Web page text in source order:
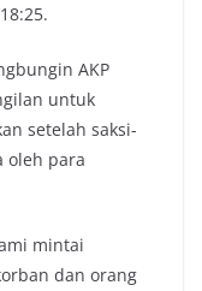
AKP
untuk
setelah saksi-
oleh para
mintai
dan orang